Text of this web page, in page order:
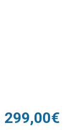
299,00€